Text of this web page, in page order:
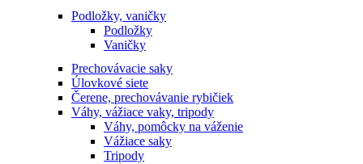
Podložky, vaničky
Podložky
Vaničky
Prechovávacie saky
Úlovkové siete
Čerene, prechovávanie rybičiek
Váhy, vážiace vaky, tripody
Váhy, pomôcky na váženie
Vážiace saky
Tripody